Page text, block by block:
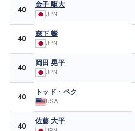
40
金子 駆大
JPN
40
森下 響
JPN
40
岡田 晃平
JPN
40
トッド・ペク
USA
40
佐藤 大平